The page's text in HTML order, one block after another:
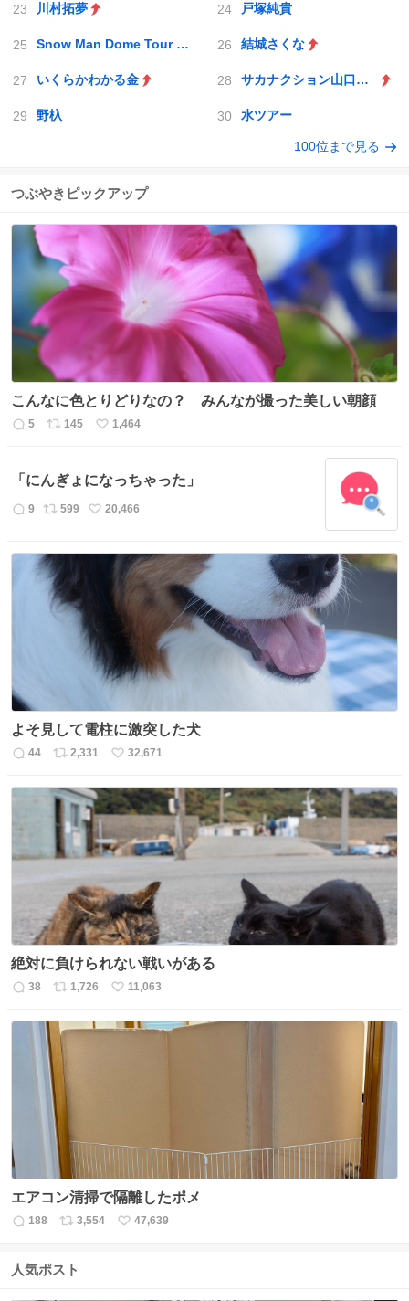
川村拓夢 戸塚純貴
Snow Man Dome Tour 2025-2026 ON 結城さくな
いくらかわかる金 サカナクション山口一郎
野杁 水ツアー
100位まで見る
つぶやきピックアップ
こんなに色とりどりなの？ みんなが撮った美しい朝顔
返
数
5
リ
ス
ト
数
145
い
ね
数
1,464
「にんぎょになっちゃった」
返
数
9
リ
ス
ト
数
599
い
ね
20,466
よそ見して電柱に激突した犬
返
数
44
リ
ス
ト
数
2,331
い
ね
数
32,671
絶対に負けられない戦いがある
返
38
リ
ス
ト
数
1,726
い
ね
11,063
エアコン清掃で隔離したポメ
返
数
188
リ
ス
3,554
い
47,639
人気ポスト